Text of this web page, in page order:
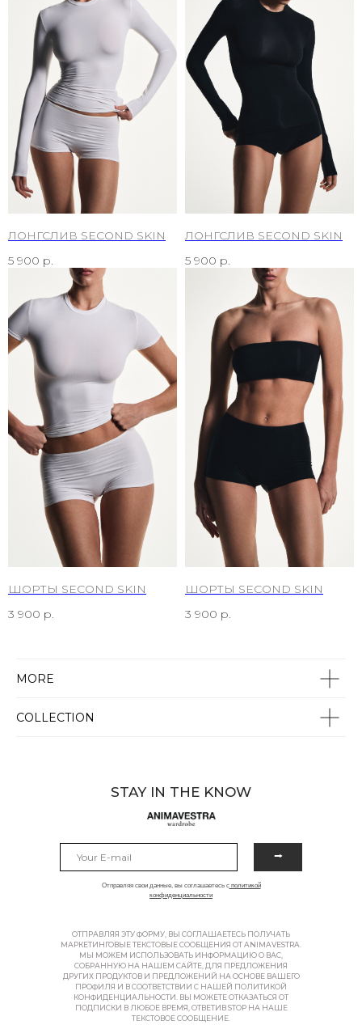
ЛОНГСЛИВ SECOND SKIN
5 900 р.
ЛОНГСЛИВ SECOND SKIN
5 900 р.
ШОРТЫ SECOND SKIN
3 900 р.
ШОРТЫ SECOND SKIN
3 900 р.
MORE
COLLECTION
⭢
Отправляя свои данные, вы соглашаетесь сполитикой
конфиденциальности
STAY IN THE KNOW
ОТПРАВЛЯЯ ЭТУ ФОРМУ, ВЫ СОГЛАШАЕТЕСЬ ПОЛУЧАТЬ
МАРКЕТИНГОВЫЕ ТЕКСТОВЫЕ СООБЩЕНИЯ ОТ ANIMAVESTRA.
МЫ МОЖЕМ ИСПОЛЬЗОВАТЬ ИНФОРМАЦИЮ О ВАС,
СОБРАННУЮ НА НАШЕМ САЙТЕ, ДЛЯ ПРЕДЛОЖЕНИЯ
ДРУГИХ ПРОДУКТОВ И ПРЕДЛОЖЕНИЙ НА ОСНОВЕ ВАШЕГО
ПРОФИЛЯ И В СООТВЕТСТВИИ С НАШЕЙ ПОЛИТИКОЙ
КОНФИДЕНЦИАЛЬНОСТИ. ВЫ МОЖЕТЕ ОТКАЗАТЬСЯ ОТ
ПОДПИСКИ В ЛЮБОЕ ВРЕМЯ, ОТВЕТИВ STOP НА НАШЕ
ТЕКСТОВОЕ СООБЩЕНИЕ.